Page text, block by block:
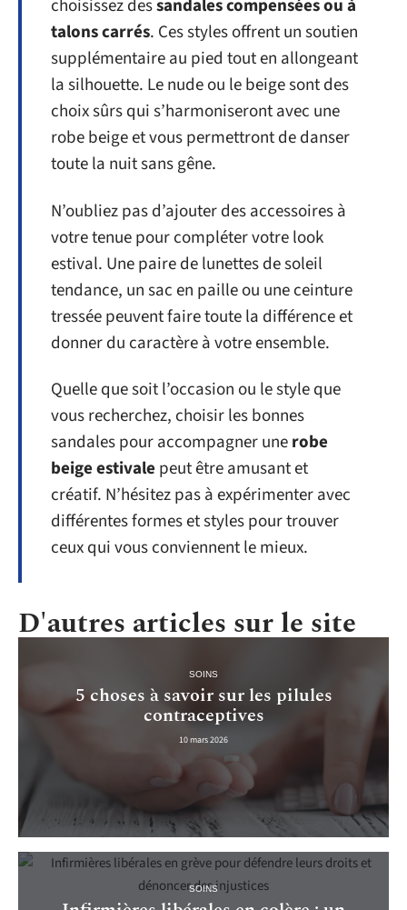
choisissez dessandales compensées ou à
talons carrés. Ces styles offrent un soutien
supplémentaire au pied tout en allongeant
la silhouette. Le nude ou le beige sont des
choix sûrs qui s’harmoniseront avec une
robe beige et vous permettront de danser
toute la nuit sans gêne.
N’oubliez pas d’ajouter des accessoires à
votre tenue pour compléter votre look
estival. Une paire de lunettes de soleil
tendance, un sac en paille ou une ceinture
tressée peuvent faire toute la différence et
donner du caractère à votre ensemble.
Quelle que soit l’occasion ou le style que
vous recherchez, choisir les bonnes
sandales pour accompagner unerobe
beige estivale peut être amusant et
créatif. N’hésitez pas à expérimenter avec
différentes formes et styles pour trouver
ceux qui vous conviennent le mieux.
D'autres articles sur le site
SOINS
5 choses à savoir sur les pilules
contraceptives
10 mars 2026
SOINS